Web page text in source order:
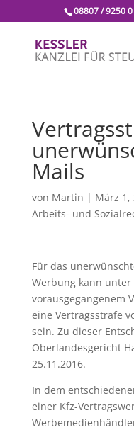
08807 / 9250 0
Mails
von Martin | März 1,
Arbeits- und
Für das
Werbung kann unter
vorausgegangenem
eine Vertragsstrafe
sein. Zu dieser
Oberlandesgericht
25.11.2016.
In dem
einer Kfz-